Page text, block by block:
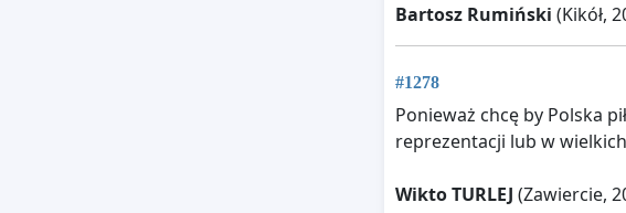
Bartosz Rumiński (Kikół,
#1278
Ponieważ chcę by Polska
reprezentacji lub w
Wikto TURLEJ (Zawiercie,